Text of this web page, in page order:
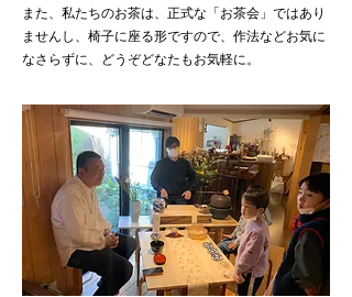
また、私たちのお茶は、正式な「お茶会」ではあり
ませんし、椅子に座る形ですので、作法などお気に
なさらずに、どうぞどなたもお気軽に。